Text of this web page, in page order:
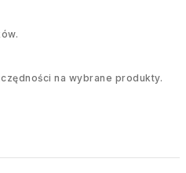
na wybrane produkty.